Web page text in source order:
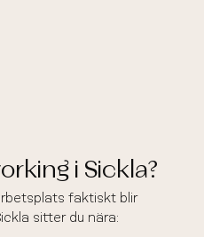
i Sickla?
faktiskt blir
sitter du nära: